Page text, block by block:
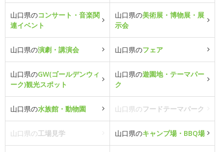
山口県のコンサート・音楽関
連イベント
山口県の美術展・博物展・展
示会
山口県の演劇・講演会 山口県のフェア
山口県のGW(ゴールデンウィ
ーク)観光スポット
山口県の遊園地・テーマパー
ク
山口県の水族館・動物園 山口県のフードテーマパーク
山口県の工場見学 山口県のキャンプ場・BBQ場